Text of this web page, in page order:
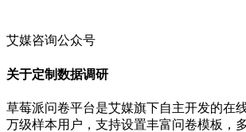
艾媒咨询公众号
关于定制数据调研
草莓派问卷平台是艾媒旗下自主开发的在
万级样本用户，支持设置丰富问卷模板，